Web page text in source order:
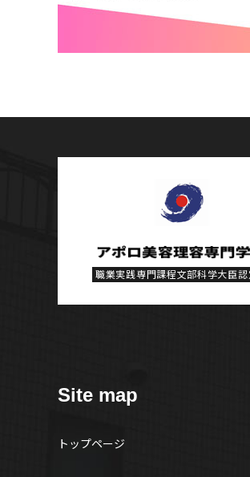
職業実践専門課程文部科学大臣認
Site map
トップページ